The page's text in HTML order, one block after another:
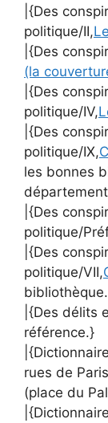
|{Des
politique/II,
|{Des
(la
|{Des
politique/IV,
|{Des
politique/IX,
les bonnes
|{Des
politique/
|{Des
politique/VII,
|{Des délits
référence.}
rues de
(place du